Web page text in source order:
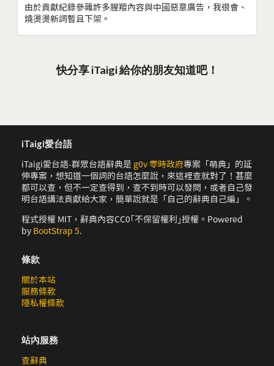
由於貢獻紀錄參雜許多腥羶內容與中國惡意廣告，我很會、
燒燙燙新詞暫且下架。
快分享 iTaigi 給你的朋友知道吧！
iTaigi愛台語
iTaigi愛台語-群眾台語辭典是 g0v 零時政府專案「萌典」的延
伸專案，想知道一個詞的台語怎麼說，來這裡查就對了！甚麼
都可以查，但不一定查得到，查不到時可以發問，或者自己發
明台語講法貢獻給大家，簡單說就是「自己的辭典自己編」。
程式授權 MIT，辭典內容CC0｢不保留權利｣授權。Powered
by BootStrap 5.
條款
關於本站
服務條款
隱私權條款
站內服務
查辭典